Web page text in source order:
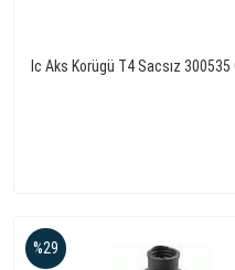
Ic Aks Korügü T4 Sacsız
%29